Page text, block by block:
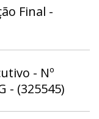
Final -
- Nº
- (325545)